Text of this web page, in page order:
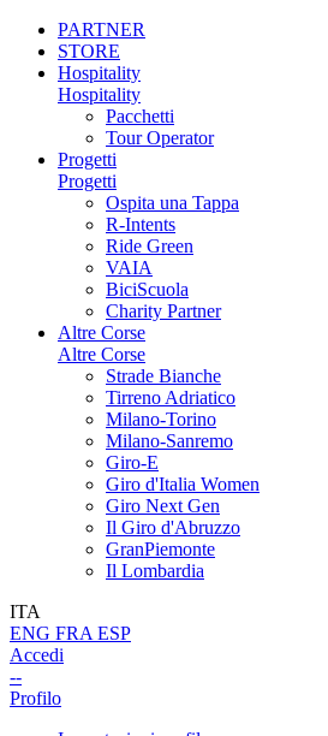
PARTNER
STORE
Hospitality
Hospitality
Pacchetti
Tour Operator
Progetti
Progetti
Ospita una Tappa
R-Intents
Ride Green
VAIA
BiciScuola
Charity Partner
Altre Corse
Altre Corse
Strade Bianche
Tirreno Adriatico
Milano-Torino
Milano-Sanremo
Giro-E
Giro d'Italia Women
Giro Next Gen
Il Giro d'Abruzzo
GranPiemonte
Il Lombardia
ITA
ENG FRA ESP
Accedi
--
Profilo